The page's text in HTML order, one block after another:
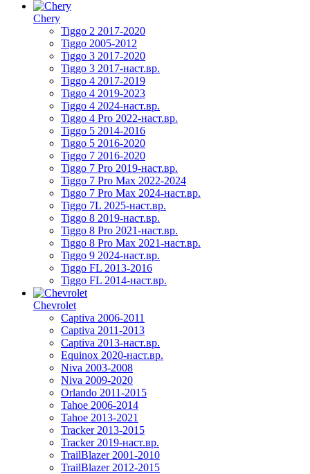
Chery
Tiggo 2 2017-2020
Tiggo 2005-2012
Tiggo 3 2017-2020
Tiggo 3 2017-наст.вр.
Tiggo 4 2017-2019
Tiggo 4 2019-2023
Tiggo 4 2024-наст.вр.
Tiggo 4 Pro 2022-наст.вр.
Tiggo 5 2014-2016
Tiggo 5 2016-2020
Tiggo 7 2016-2020
Tiggo 7 Pro 2019-наст.вр.
Tiggo 7 Pro Max 2022-2024
Tiggo 7 Pro Max 2024-наст.вр.
Tiggo 7L 2025-наст.вр.
Tiggo 8 2019-наст.вр.
Tiggo 8 Pro 2021-наст.вр.
Tiggo 8 Pro Max 2021-наст.вр.
Tiggo 9 2024-наст.вр.
Tiggo FL 2013-2016
Tiggo FL 2014-наст.вр.
Chevrolet
Captiva 2006-2011
Captiva 2011-2013
Captiva 2013-наст.вр.
Equinox 2020-наст.вр.
Niva 2003-2008
Niva 2009-2020
Orlando 2011-2015
Tahoe 2006-2014
Tahoe 2013-2021
Tracker 2013-2015
Tracker 2019-наст.вр.
TrailBlazer 2001-2010
TrailBlazer 2012-2015